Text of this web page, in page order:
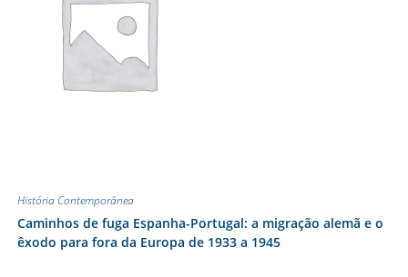
História Contemporânea
Caminhos de fuga Espanha-Portugal: a migração alemã e o
êxodo para fora da Europa de 1933 a 1945